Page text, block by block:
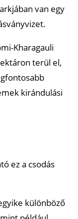
van egy
Kharagauli
terül el,
kirándulási
ez a csodás
különböző